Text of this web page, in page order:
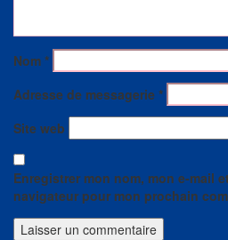
Nom *
Adresse de messagerie *
Site web
Enregistrer mon nom, mon e-mail
navigateur pour mon prochain